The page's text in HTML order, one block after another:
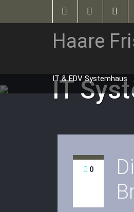
Haare
IT
IT & EDV Systemhaus
0